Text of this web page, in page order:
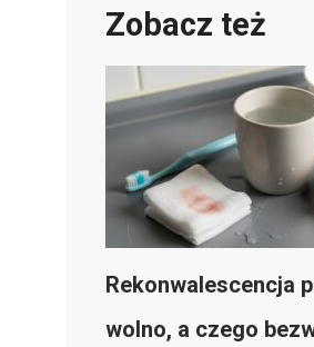
Zobacz też
Rekonwalescencja
wolno, a czego